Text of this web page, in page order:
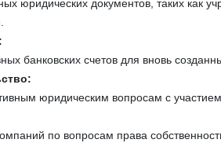
юридических документов, таких как
банковских счетов для вновь
юридическим вопросам с
по вопросам права